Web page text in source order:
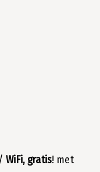
WiFi, gratis! met